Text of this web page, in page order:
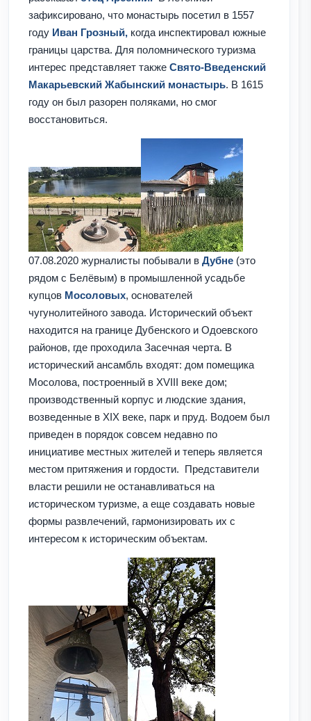
зафиксировано, что монастырь посетил в 1557
году Иван Грозный, когда инспектировал южные
границы царства. Для поломнического туризма
интерес представляет также Свято-Введенский
Макарьевский Жабынский монастырь. В 1615
году он был разорен поляками, но смог
восстановиться.
07.08.2020 журналисты побывали в Дубне (это
рядом с Белёвым) в промышленной усадьбе
купцов Мосоловых, основателей
чугунолитейного завода. Исторический объект
находится на границе Дубенского и Одоевского
районов, где проходила Засечная черта. В
исторический ансамбль входят: дом помещика
Мосолова, построенный в XVIII веке дом;
производственный корпус и людские здания,
возведенные в XIX веке, парк и пруд. Водоем был
приведен в порядок совсем недавно по
инициативе местных жителей и теперь является
местом притяжения и гордости. Представители
власти решили не останавливаться на
историческом туризме, а еще создавать новые
формы развлечений, гармонизировать их с
интересом к историческим объектам.